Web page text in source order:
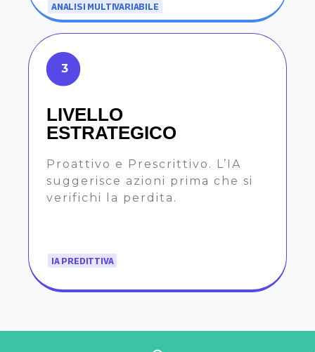
ANALISI MULTIVARIABILE
3
LIVELLO
ESTRATEGICO
Proattivo e Prescrittivo. L’IA
suggerisce azioni prima che si
verifichi la perdita.
IA PREDITTIVA